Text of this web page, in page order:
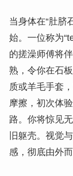
当身体在“肚脐
始。一位称为
的搓澡师傅将
熟，令你在石
质或羊毛手套
摩擦，初次体
路。你将惊见
旧躯壳。视觉
感，彻底由外而